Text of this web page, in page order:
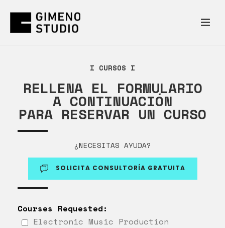
I CURSOS I
RELLENA EL FORMULARIO
A CONTINUACIÓN
PARA RESERVAR UN CURSO
¿NECESITAS AYUDA?
SOLICITA CONSULTORÍA GRATUITA
Courses Requested:
Electronic Music Production